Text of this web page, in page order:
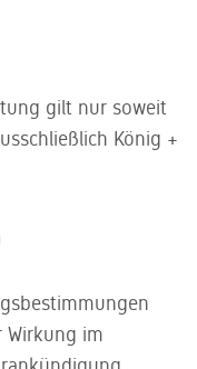
gilt nur soweit
König +
im